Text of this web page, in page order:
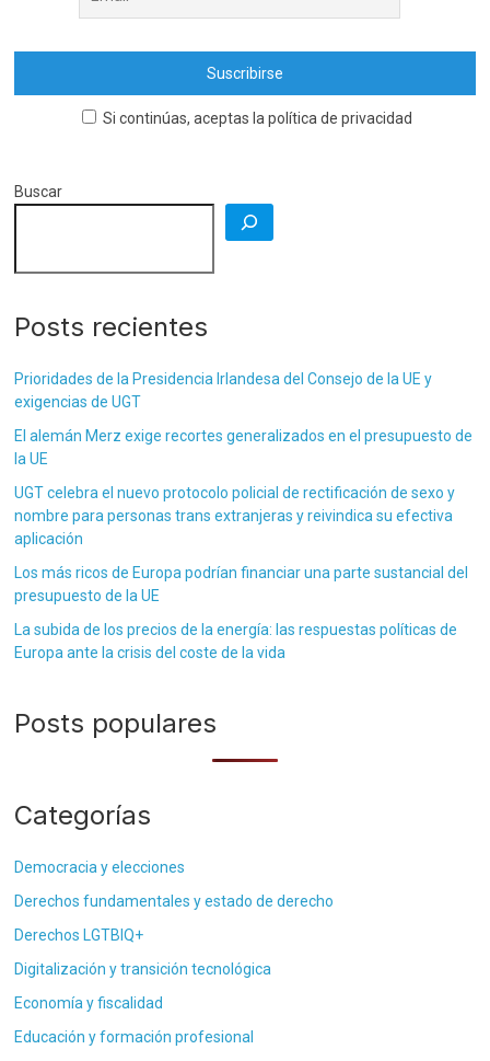
Si continúas, aceptas la política de privacidad
Buscar
Posts recientes
Prioridades de la Presidencia Irlandesa del Consejo de la UE y
exigencias de UGT
El alemán Merz exige recortes generalizados en el presupuesto de
la UE
UGT celebra el nuevo protocolo policial de rectificación de sexo y
nombre para personas trans extranjeras y reivindica su efectiva
aplicación
Los más ricos de Europa podrían financiar una parte sustancial del
presupuesto de la UE
La subida de los precios de la energía: las respuestas políticas de
Europa ante la crisis del coste de la vida
Posts populares
Categorías
Democracia y elecciones
Derechos fundamentales y estado de derecho
Derechos LGTBIQ+
Digitalización y transición tecnológica
Economía y fiscalidad
Educación y formación profesional